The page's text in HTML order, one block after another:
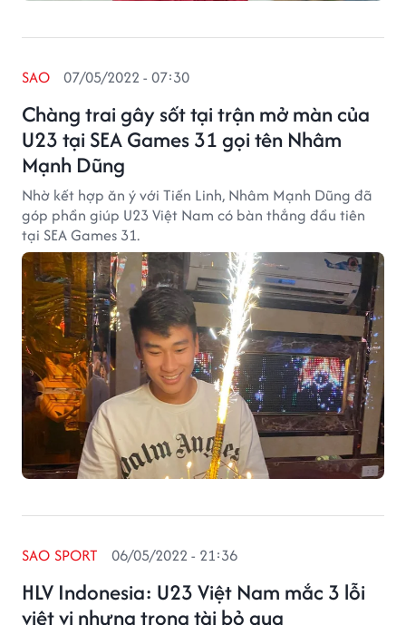
Chàng trai gây sốt tại trận mở màn của
U23 tại SEA Games 31 gọi tên Nhâm
Mạnh Dũng
SAO 07/05/2022 - 07:30
Nhờ kết hợp ăn ý với Tiến Linh, Nhâm Mạnh Dũng đã
góp phần giúp U23 Việt Nam có bàn thắng đầu tiên
tại SEA Games 31.
HLV Indonesia: U23 Việt Nam mắc 3 lỗi
việt vị nhưng trọng tài bỏ qua
SAO SPORT 06/05/2022 - 21:36